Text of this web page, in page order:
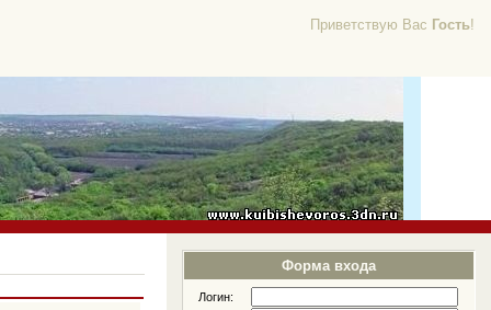
Приветствую Вас Гость!
Форма входа
Логин: